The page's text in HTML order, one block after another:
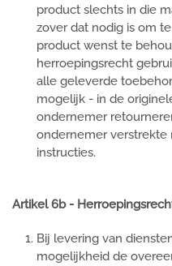
product slechts in die
zover dat nodig is om
product wenst te
herroepingsrecht
alle geleverde
mogelijk - in de
ondernemer
ondernemer
instructies.
Artikel 6b -
Bij levering van
mogelijkheid de